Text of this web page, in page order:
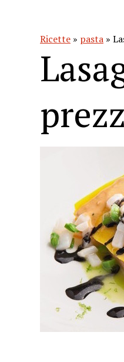
Ricette » pasta »